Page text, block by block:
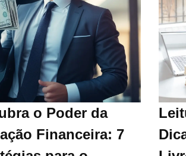
o Poder da
Financeira: 7